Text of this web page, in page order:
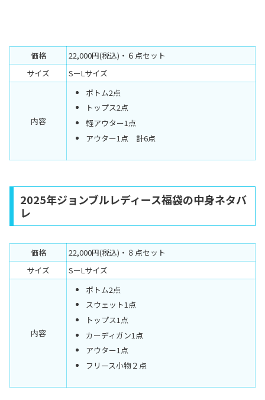
価格
22,000円(税込)・６点セット
サイズ
SーLサイズ
内容
ボトム2点
トップス2点
軽アウター1点
アウター1点 計6点
2025年ジョンブルレディース福袋の中身ネタバ
レ
価格
22,000円(税込)・８点セット
サイズ
SーLサイズ
内容
ボトム2点
スウェット1点
トップス1点
カーディガン1点
アウター1点
フリース小物２点